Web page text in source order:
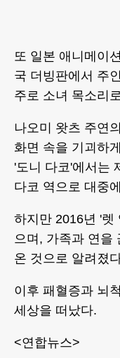
또 일본 애니메이
국 더빙판에서 주
주로 소녀 목소리
나오미 왓츠 주연
화면 속을 기괴하
'도니 다코'에서는
다코 역으로 대중
하지만 2016년 '렛
으며, 가족과 연을
온 것으로 알려졌
이후 패혈증과 뇌
세상을 떠났다.
<연합뉴스>